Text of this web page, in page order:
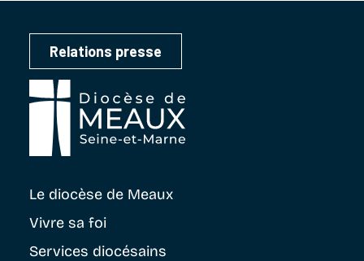
Relations presse
Le diocèse de Meaux
Vivre sa foi
Services diocésains